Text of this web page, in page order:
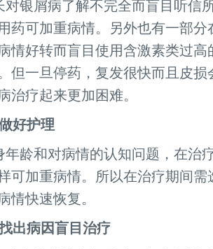
对银屑病了解不完全而盲目听信
药可加重病情。另外也有一部分
情好转而盲目使用含激素类过高
但一旦停药，复发很快而且皮损
治疗起来更加困难。
好护理
年龄和对病情的认知问题，在治
可加重病情。所以在治疗期间需
情快速恢复。
出病因盲目治疗